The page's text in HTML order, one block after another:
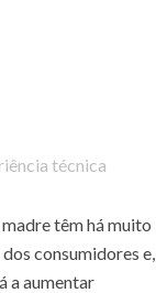
técnica
têm há muito
consumidores e,
a aumentar